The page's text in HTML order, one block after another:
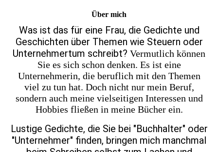
Über mich
Was ist das für eine Frau, die Gedichte und
Geschichten über Themen wie Steuern oder
Unternehmertum schreibt? Vermutlich können
Sie es sich schon denken. Es ist eine
Unternehmerin, die beruflich mit den Themen
viel zu tun hat. Doch nicht nur mein Beruf,
sondern auch meine vielseitigen Interessen und
Hobbies fließen in meine Bücher ein.
Lustige Gedichte, die Sie bei "Buchhalter" oder
"Unternehmer" finden, bringen mich manchmal